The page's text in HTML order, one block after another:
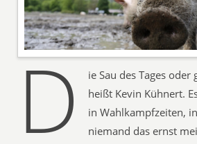
D
ie Sau des Tages oder
heißt Kevin Kühnert.
in Wahlkampfzeiten,
niemand das ernst